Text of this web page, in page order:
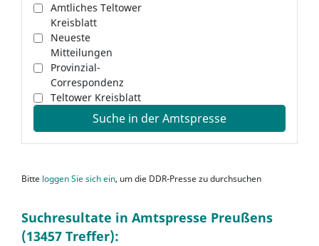
Amtliches Teltower
Kreisblatt
Neueste
Mitteilungen
Provinzial-
Correspondenz
Teltower Kreisblatt
Suche in der Amtspresse
Bitte loggen Sie sich ein, um die DDR-Presse zu durchsuchen
Suchresultate in Amtspresse Preußens
(13457 Treffer):